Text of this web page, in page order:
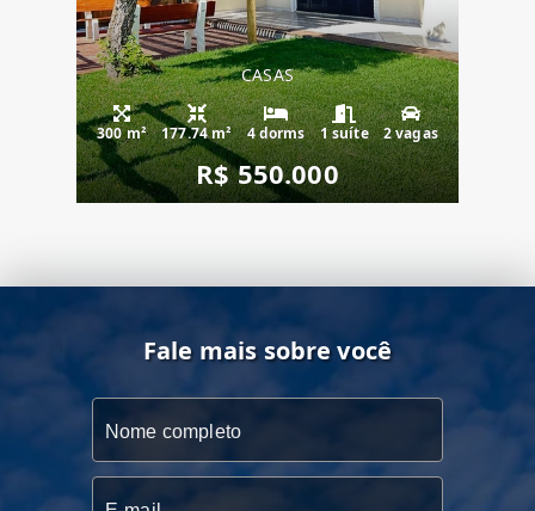
CASAS
300 m² 177.74 m² 4 dorms 1 suíte 2 vagas
R$ 550.000
Fale mais sobre você